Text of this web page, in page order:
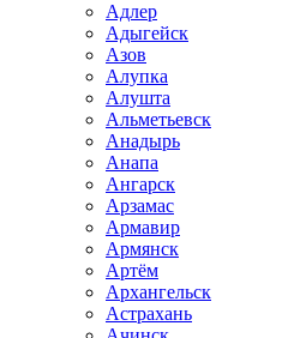
Адлер
Адыгейск
Азов
Алупка
Алушта
Альметьевск
Анадырь
Анапа
Ангарск
Арзамас
Армавир
Армянск
Артём
Архангельск
Астрахань